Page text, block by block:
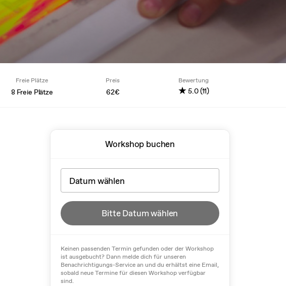
Freie Plätze
8 Freie Plätze
Preis
62€
Bewertung
★5.0 (11)
Workshop buchen
Bitte Datum wählen
Keinen passenden Termin gefunden oder der Workshop
ist ausgebucht? Dann melde dich für unseren
Benachrichtigungs-Service an und du erhältst eine Email,
sobald neue Termine für diesen Workshop verfügbar
sind.